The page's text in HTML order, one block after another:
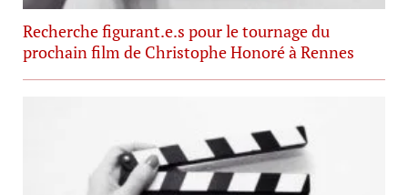
Recherche figurant.e.s pour le tournage du
prochain film de Christophe Honoré à Rennes